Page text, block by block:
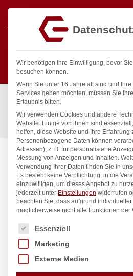
Start / Gastronomiebedarf & Gastro
Küchengeräte
Slow Cooking
Niedertemperaturofen, HENDI, 230V/
Wir benötigen Ihre Einwilligung, bevor
besuchen können.
Wenn Sie unter 16 Jahre alt sind und
Services geben möchten, müssen Sie
Erlaubnis bitten.
Wir verwenden Cookies und andere
Website. Einige von ihnen sind
helfen, diese Website und Ihre Erfahrung
Personenbezogene Daten können
Adressen), z. B. für personalisierte
Messung von Anzeigen und Inhalten.
Verwendung Ihrer Daten finden Sie in
Es besteht keine Verpflichtung, in die
einzuwilligen, um dieses Angebot zu
jederzeit unter Einstellungen widerrufen
beachten Sie, dass aufgrund
möglicherweise nicht alle Funktionen der
Es folgt eine Liste der Service-
Essenziell
Marketing
Externe Medien